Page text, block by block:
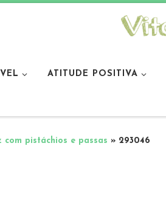
ATITUDE POSITIVA
com pistáchios e passas » 293046